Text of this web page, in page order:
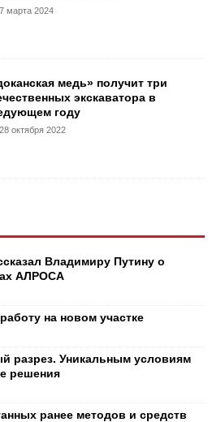
7 марта 2024
медь» получит три
экскаватора в
году
28 октября 2022
Владимиру Путину о
АЛРОСА
на новом участке
разрез. Уникальным условиям
решения
ранее методов и средств